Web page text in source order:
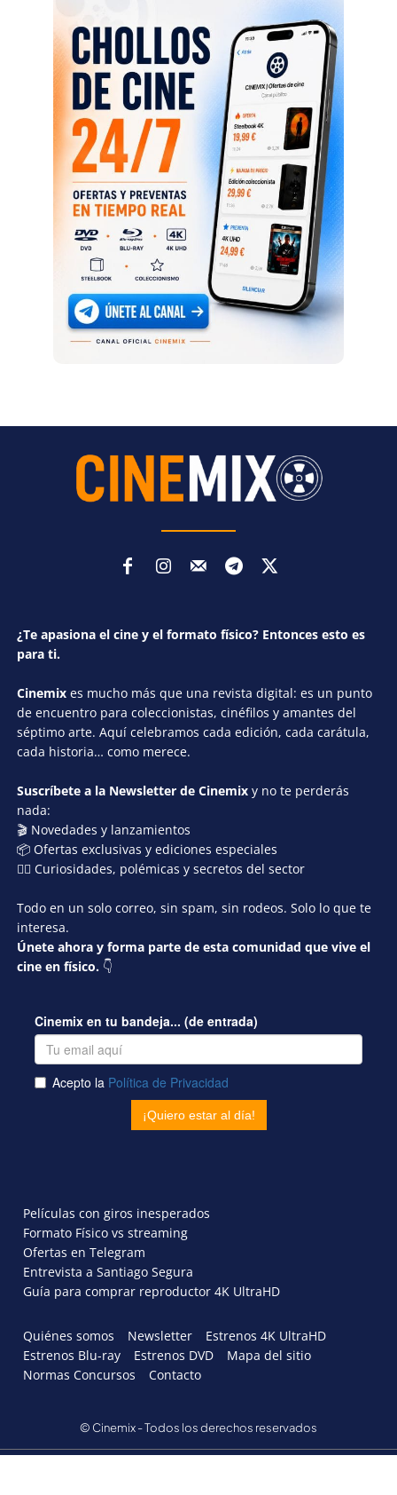
¿Te apasiona el cine y el formato físico? Entonces esto es
para ti.
Cinemix es mucho más que una revista digital: es un punto
de encuentro para coleccionistas, cinéfilos y amantes del
séptimo arte. Aquí celebramos cada edición, cada carátula,
cada historia… como merece.
Suscríbete a la Newsletter de Cinemix y no te perderás
nada:
🎬 Novedades y lanzamientos
📦 Ofertas exclusivas y ediciones especiales
🕵️‍♂️ Curiosidades, polémicas y secretos del sector
Todo en un solo correo, sin spam, sin rodeos. Solo lo que te
interesa.
Únete ahora y forma parte de esta comunidad que vive el
cine en físico. 👇
Películas con giros inesperados
Formato Físico vs streaming
Ofertas en Telegram
Entrevista a Santiago Segura
Guía para comprar reproductor 4K UltraHD
Quiénes somos Newsletter
Estrenos 4K UltraHD
Estrenos Blu-ray
Estrenos DVD
Mapa del sitio
Normas Concursos
Contacto
© Cinemix - Todos los derechos reservados